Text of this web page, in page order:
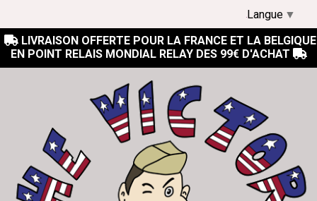
 LIVRAISON OFFERTE POUR LA FRANCE ET LA BELGIQUE
EN POINT RELAIS MONDIAL RELAY DES 99€ D'ACHAT 
Langue ▼